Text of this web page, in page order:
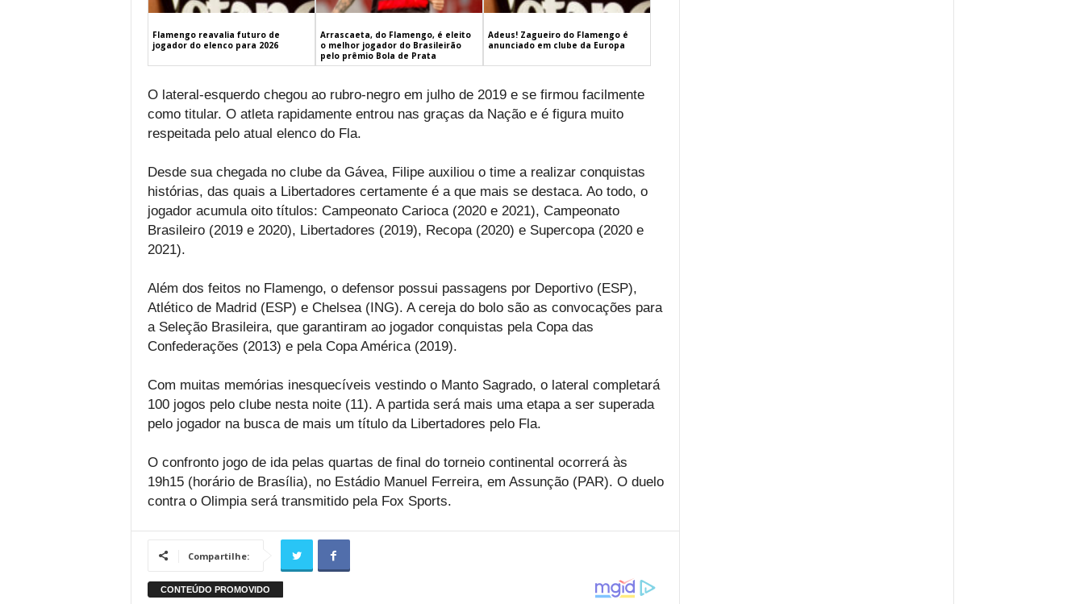
Flamengo reavalia futuro de
jogador do elenco para 2026
Arrascaeta, do Flamengo, é eleito
o melhor jogador do Brasileirão
pelo prêmio Bola de Prata
Adeus! Zagueiro do Flamengo é
anunciado em clube da Europa
O lateral-esquerdo chegou ao rubro-negro em julho de 2019 e se firmou facilmente
como titular. O atleta rapidamente entrou nas graças da Nação e é figura muito
respeitada pelo atual elenco do Fla.
Desde sua chegada no clube da Gávea, Filipe auxiliou o time a realizar conquistas
histórias, das quais a Libertadores certamente é a que mais se destaca. Ao todo, o
jogador acumula oito títulos: Campeonato Carioca (2020 e 2021), Campeonato
Brasileiro (2019 e 2020), Libertadores (2019), Recopa (2020) e Supercopa (2020 e
2021).
Além dos feitos no Flamengo, o defensor possui passagens por Deportivo (ESP),
Atlético de Madrid (ESP) e Chelsea (ING). A cereja do bolo são as convocações para
a Seleção Brasileira, que garantiram ao jogador conquistas pela Copa das
Confederações (2013) e pela Copa América (2019).
Com muitas memórias inesquecíveis vestindo o Manto Sagrado, o lateral completará
100 jogos pelo clube nesta noite (11). A partida será mais uma etapa a ser superada
pelo jogador na busca de mais um título da Libertadores pelo Fla.
O confronto jogo de ida pelas quartas de final do torneio continental ocorrerá às
19h15 (horário de Brasília), no Estádio Manuel Ferreira, em Assunção (PAR). O duelo
contra o Olimpia será transmitido pela Fox Sports.
Compartilhe: